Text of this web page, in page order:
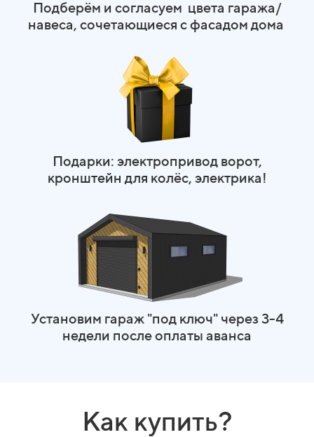
Подберём и согласуем цвета гаража/
навеса, сочетающиеся с фасадом дома
Подарки: электропривод ворот,
кронштейн для колёс, электрика!
Установим гараж "под ключ" через 3-4
недели после оплаты аванса
Как купить?